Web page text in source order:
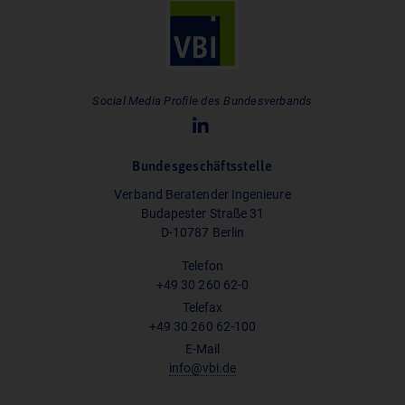
Social Media Profile des Bundesverbands
Bundesgeschäftsstelle
Verband Beratender Ingenieure
Budapester Straße 31
D-10787 Berlin
Telefon
+49 30 260 62-0
Telefax
+49 30 260 62-100
E-Mail
info@vbi.de